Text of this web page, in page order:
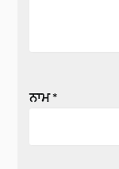
ਨਾਮ*